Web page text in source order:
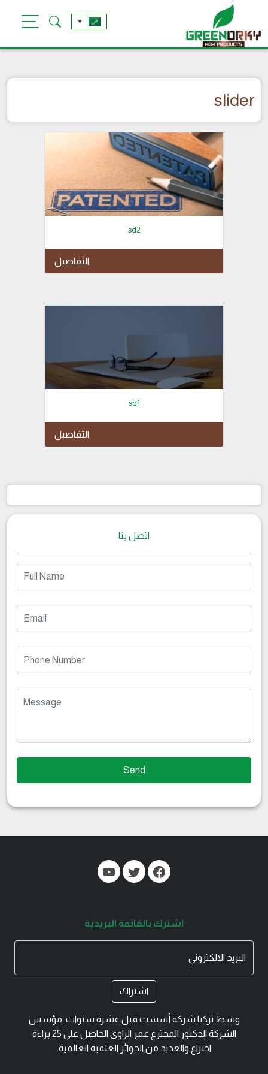
content
slider
sd2
التفاصيل
sd1
التفاصيل
اتصل بنا
اشترك بالقائمة البريدية
البريد الالكتروني
اشتراك
وسط تركيا شركة أسست قبل عشرة سنوات. مؤسس
الشركة الدكتور المخترع عمر الراوي الحاصل على 25 براءة
اختراع والعديد من الجوائز العلمية العالمية.